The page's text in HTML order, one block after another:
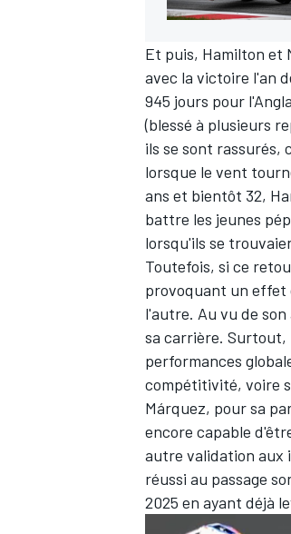
Et puis, Hamilton et
avec la victoire l'an
945 jours pour
(blessé à plusieurs
ils se sont rassurés,
lorsque le vent
ans et bientôt 32,
battre les jeunes
lorsqu'ils se
Toutefois, si ce
provoquant un effet
l'autre. Au vu de
sa carrière. Surtout,
performances
compétitivité, voire
Márquez, pour sa
encore capable
autre validation aux
réussi au passage
2025 en ayant déjà